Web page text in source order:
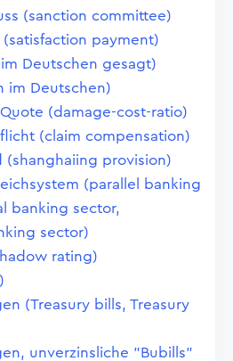
(sanction committee)
payment)
Deutschen gesagt)
im Deutschen)
(damage-cost-ratio)
(claim compensation)
(shanghaiing provision)
(parallel banking
banking sector,
sector)
rating)
(Treasury bills, Treasury
unverzinsliche "Bubills"